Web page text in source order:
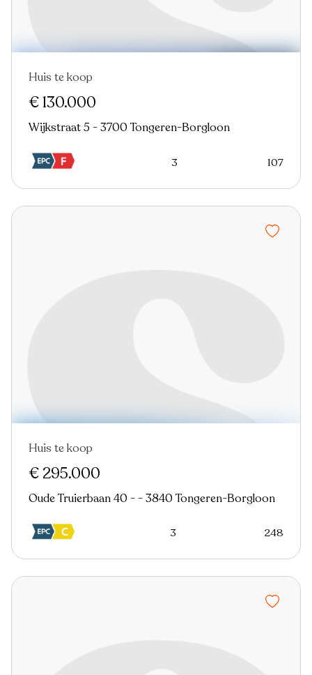
Nieuw
Huis te koop
€ 130.000
Wijkstraat 5 - 3700 Tongeren-Borgloon
3 107
Nieuw
Huis te koop
€ 295.000
Oude Truierbaan 40 - - 3840 Tongeren-Borgloon
3 248